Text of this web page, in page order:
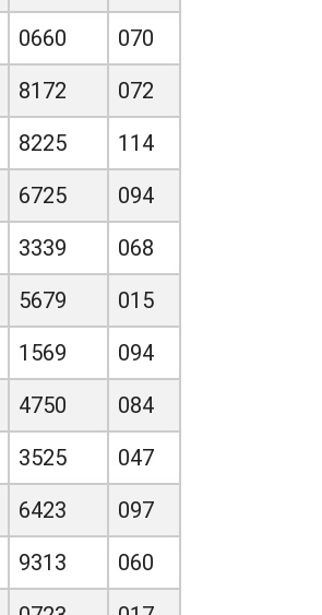
0660
070
8172
072
8225
114
6725
094
3339
068
5679
015
1569
094
4750
084
3525
047
6423
097
9313
060